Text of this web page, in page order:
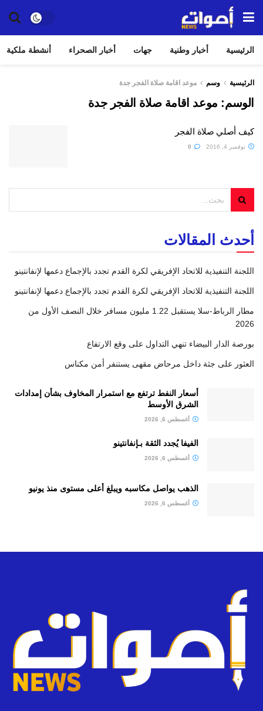
الرئيسية أخبار وطنية جهات أخبار الصحراء أنشطة ملكية
الرئيسية وسم موعد اقامة صلاة الفجر جدة
الوسم: موعد اقامة صلاة الفجر جدة
كيف أصلي صلاة الفجر
نوفمبر 4, 2016
أحدث المقالات
اللجنة التنفيذية للاتحاد الإفريقي لكرة القدم تجدد بالإجماع دعمها لإنفانتينو
اللجنة التنفيذية للاتحاد الإفريقي لكرة القدم تجدد بالإجماع دعمها لإنفانتينو
مطار الرباط-سلا يستقبل 1.22 مليون مسافر خلال النصف الأول من
2026
بورصة الدار البيضاء تنهي التداول على وقع الارتفاع
العثور على جثة داخل مرحاض مقهى يستنفر أمن مكناس
أسعار النفط ترتفع مع استمرار المخاوف بشأن إمدادات
الشرق الأوسط
أغسطس 6, 2026
الفيفا يُجدد الثقة بـإنفانتينو
أغسطس 6, 2026
الذهب يواصل مكاسبه ويبلغ أعلى مستوى منذ يونيو
أغسطس 6, 2026